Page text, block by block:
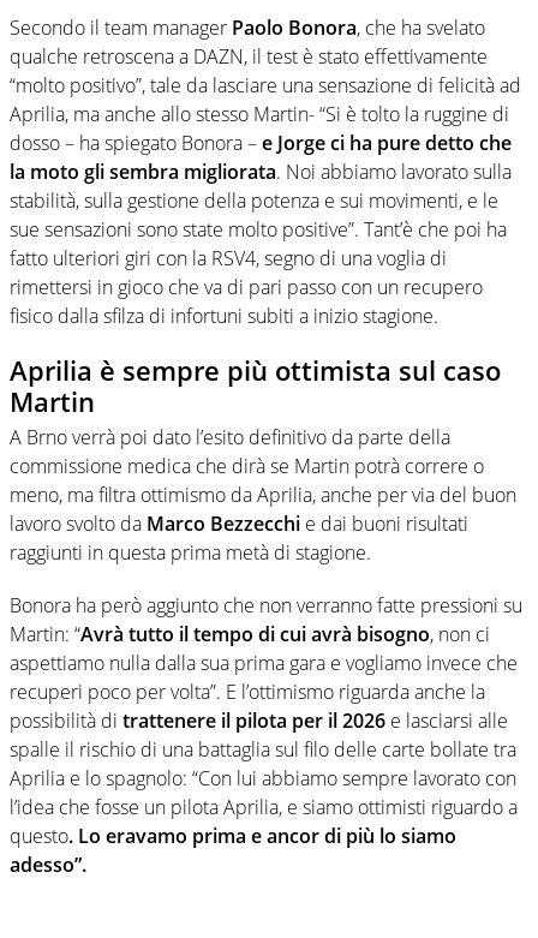
Secondo il team manager Paolo Bonora, che ha svelato
qualche retroscena a DAZN, il test è stato effettivamente
“molto positivo”, tale da lasciare una sensazione di felicità ad
Aprilia, ma anche allo stesso Martin- “Si è tolto la ruggine di
dosso – ha spiegato Bonora –e Jorge ci ha pure detto che
la moto gli sembra migliorata. Noi abbiamo lavorato sulla
stabilità, sulla gestione della potenza e sui movimenti, e le
sue sensazioni sono state molto positive”. Tant’è che poi ha
fatto ulteriori giri con la RSV4, segno di una voglia di
rimettersi in gioco che va di pari passo con un recupero
fisico dalla sfilza di infortuni subiti a inizio stagione.
Aprilia è sempre più ottimista sul caso
Martin
A Brno verrà poi dato l’esito definitivo da parte della
commissione medica che dirà se Martin potrà correre o
meno, ma filtra ottimismo da Aprilia, anche per via del buon
lavoro svolto da Marco Bezzecchi e dai buoni risultati
raggiunti in questa prima metà di stagione.
Bonora ha però aggiunto che non verranno fatte pressioni su
Martin: “Avrà tutto il tempo di cui avrà bisogno, non ci
aspettiamo nulla dalla sua prima gara e vogliamo invece che
recuperi poco per volta”. E l’ottimismo riguarda anche la
possibilità di trattenere il pilota per il 2026 e lasciarsi alle
spalle il rischio di una battaglia sul filo delle carte bollate tra
Aprilia e lo spagnolo: “Con lui abbiamo sempre lavorato con
l’idea che fosse un pilota Aprilia, e siamo ottimisti riguardo a
questo. Lo eravamo prima e ancor di più lo siamo
adesso”.